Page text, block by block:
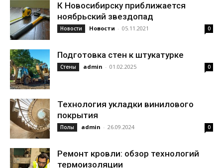
К Новосибирску приближается
ноябрьский звездопад
Новости Новости - 05.11.2021 0
Подготовка стен к штукатурке
Стены admin - 01.02.2025 0
Технология укладки винилового
покрытия
Полы admin - 26.09.2024 0
Ремонт кровли: обзор технологий
термоизоляции